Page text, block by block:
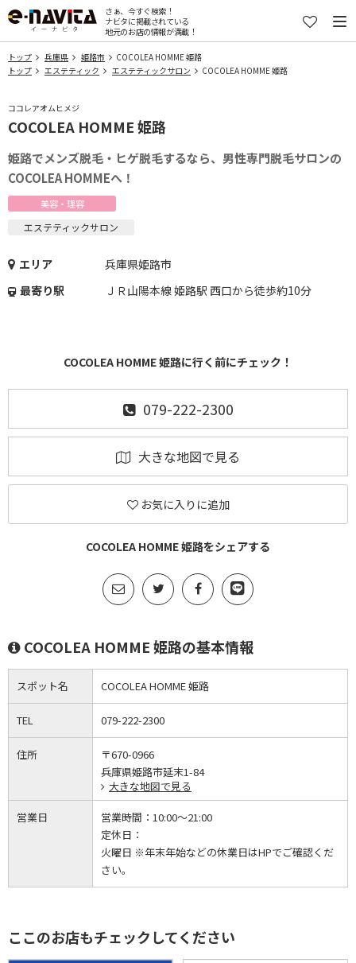
さぁ、今すぐ検索！
ナビタに掲載されている
地元のお店の情報が満載！
トップ 兵庫県 姫路市
COCOLEA HOMME 姫路
トップ
エステティック エステティックサロン COCOLEA HOMME 姫路
ココレアオムヒメジ
COCOLEA HOMME 姫路
姫路でメンズ脱毛・ヒゲ脱毛するなら、男性専門脱毛サロンの
COCOLEA HOMMEへ！
美容・理容
エステティックサロン
エリア
兵庫県姫路市
最寄り駅
ＪＲ山陽本線 姫路駅 西口から徒歩約10分
COCOLEA HOMME 姫路に行く前にチェック！
079-222-2300
大きな地図で見る
お気に入りに追加
COCOLEA HOMME 姫路をシェアする
COCOLEA HOMME 姫路の基本情報
スポット名 COCOLEA HOMME 姫路
TEL 079-222-2300
住所
〒670-0966
兵庫県姫路市延末1-84
大きな地図で見る
営業日 営業時間： 10:00～21:00
定休日：
火曜日 ※年末年始などの休業日はHPでご確認くだ
さい。
ここのお店もチェックしてください